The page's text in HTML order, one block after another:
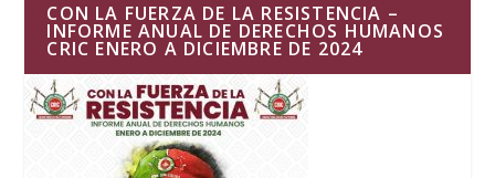
CON LA FUERZA DE LA RESISTENCIA –
INFORME ANUAL DE DERECHOS HUMANOS
CRIC ENERO A DICIEMBRE DE 2024